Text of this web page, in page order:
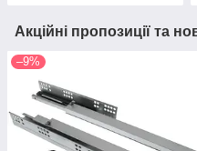
Акційні пропозиції та
–9%